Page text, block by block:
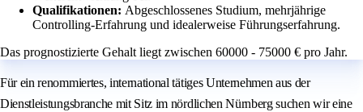
Qualifikationen: Abgeschlossenes Studium, mehrjährige
Controlling-Erfahrung und idealerweise Führungserfahrung.
Das prognostizierte Gehalt liegt zwischen 60000 - 75000 € pro Jahr.
Für ein renommiertes, international tätiges Unternehmen aus der
Dienstleistungsbranche mit Sitz im nördlichen Nürnberg suchen wir eine